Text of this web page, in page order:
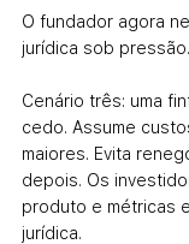
O fundador agora
jurídica sob pressão.
Cenário três: uma
cedo. Assume
maiores. Evita
depois. Os
produto e métricas
jurídica.